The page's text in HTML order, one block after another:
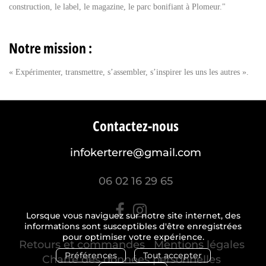
Lorsque vous naviguez sur notre site internet, des
informations sont susceptibles d'être enregistrées
pour optimiser votre expérience.
Préférences
Tout accepter
construction, le label, le magazine, le parc bonifiant à Plomeur."
Notre mission :
« Expérimenter, transmettre, s’assembler, s’inspirer les uns les autres ».
Contactez-nous
infokerterre@gmail.com
06 02 16 29 65
Retours et commandes
Mentions légales
Charte des données personnelles